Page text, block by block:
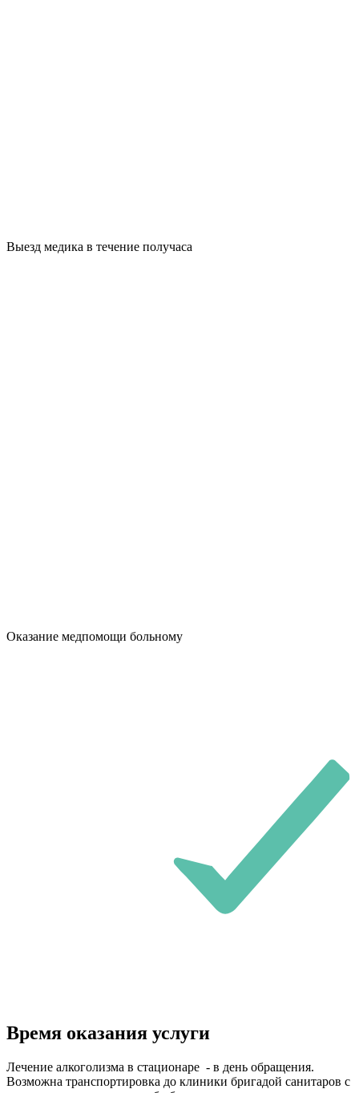
Выезд медика в течение получаса
Оказание медпомощи больному
Время оказания услуги
Лечение алкоголизма в стационаре - в день обращения.
Возможна транспортировка до клиники бригадой санитаров с